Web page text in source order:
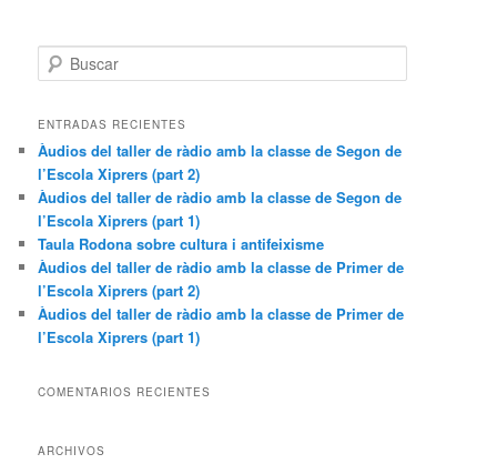
u
c
a
r
ENTRADAS RECIENTES
Àudios del taller de ràdio amb la classe de Segon de
l’Escola Xiprers (part 2)
Àudios del taller de ràdio amb la classe de Segon de
l’Escola Xiprers (part 1)
Taula Rodona sobre cultura i antifeixisme
Àudios del taller de ràdio amb la classe de Primer de
l’Escola Xiprers (part 2)
Àudios del taller de ràdio amb la classe de Primer de
l’Escola Xiprers (part 1)
COMENTARIOS RECIENTES
ARCHIVOS